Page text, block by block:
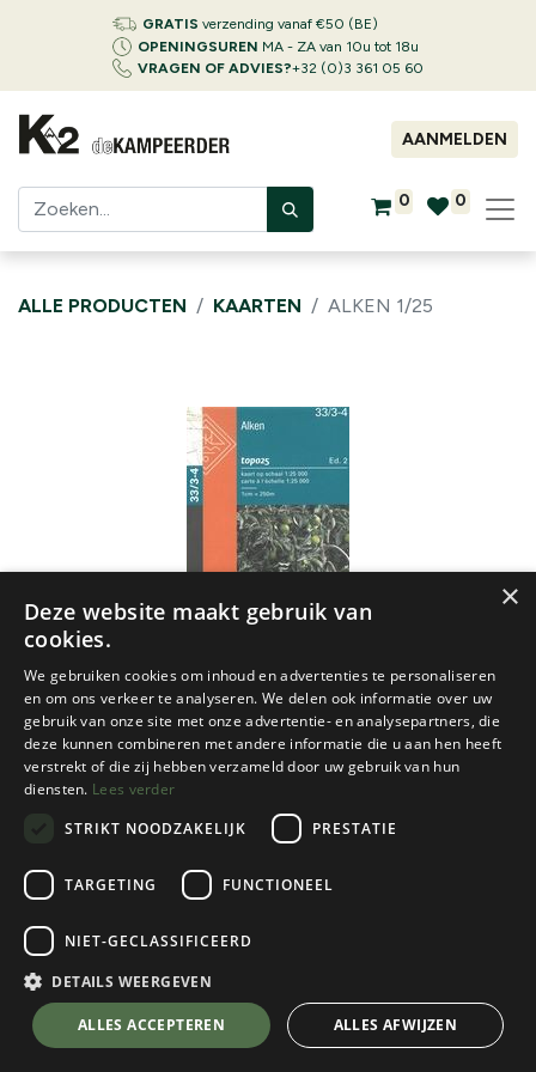
GRATIS verzending vanaf €50 (BE)
OPENINGSUREN MA - ZA van 10u tot 18u
VRAGEN OF ADVIES?+32 (0)3 361 05 60
AANMELDEN
0 0
ALLE PRODUCTEN KAARTEN ALKEN 1/25
NGI
Alken 1/25
€ 8,50
Op Voorraad
💬 Stel je vraag over dit product via WhatsApp
×
Deze website maakt gebruik van
cookies.
We gebruiken cookies om inhoud en advertenties te personaliseren
en om ons verkeer te analyseren. We delen ook informatie over uw
gebruik van onze site met onze advertentie- en analysepartners, die
deze kunnen combineren met andere informatie die u aan hen heeft
verstrekt of die zij hebben verzameld door uw gebruik van hun
diensten. Lees verder
STRIKT NOODZAKELIJK
PRESTATIE
TARGETING FUNCTIONEEL
NIET-GECLASSIFICEERD
DETAILS WEERGEVEN
ALLES ACCEPTEREN ALLES AFWIJZEN